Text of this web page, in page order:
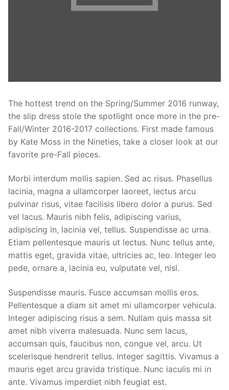
The hottest trend on the Spring/Summer 2016 runway,
the slip dress stole the spotlight once more in the pre-
Fall/Winter 2016-2017 collections. First made famous
by Kate Moss in the Nineties, take a closer look at our
favorite pre-Fall pieces.
Morbi interdum mollis sapien. Sed ac risus. Phasellus
lacinia, magna a ullamcorper laoreet, lectus arcu
pulvinar risus, vitae facilisis libero dolor a purus. Sed
vel lacus. Mauris nibh felis, adipiscing varius,
adipiscing in, lacinia vel, tellus. Suspendisse ac urna.
Etiam pellentesque mauris ut lectus. Nunc tellus ante,
mattis eget, gravida vitae, ultricies ac, leo. Integer leo
pede, ornare a, lacinia eu, vulputate vel, nisl.
Suspendisse mauris. Fusce accumsan mollis eros.
Pellentesque a diam sit amet mi ullamcorper vehicula.
Integer adipiscing risus a sem. Nullam quis massa sit
amet nibh viverra malesuada. Nunc sem lacus,
accumsan quis, faucibus non, congue vel, arcu. Ut
scelerisque hendrerit tellus. Integer sagittis. Vivamus a
mauris eget arcu gravida tristique. Nunc iaculis mi in
ante. Vivamus imperdiet nibh feugiat est.